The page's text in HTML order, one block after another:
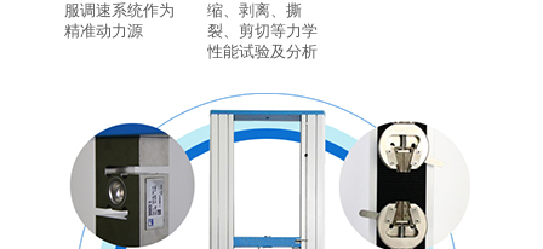
服调速系统作为
精准动力源
缩、剥离、撕
裂、剪切等力学
性能试验及分析